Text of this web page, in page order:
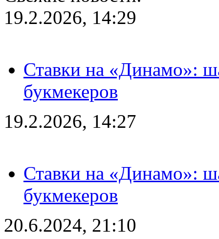
19.2.2026, 14:29
Ставки на «Динамо»:
букмекеров
19.2.2026, 14:27
Ставки на «Динамо»:
букмекеров
20.6.2024, 21:10